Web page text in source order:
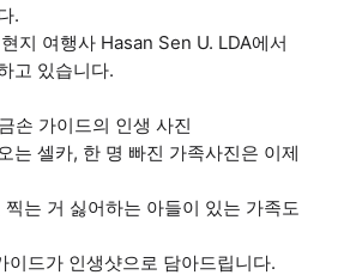
.
지 여행사 Hasan Sen U. LDA에서
고 있습니다.
손 가이드의 인생 사진
는 셀카, 한 명 빠진 가족사진은 이제
는 거 싫어하는 아들이 있는 가족도
이드가 인생샷으로 담아드립니다.